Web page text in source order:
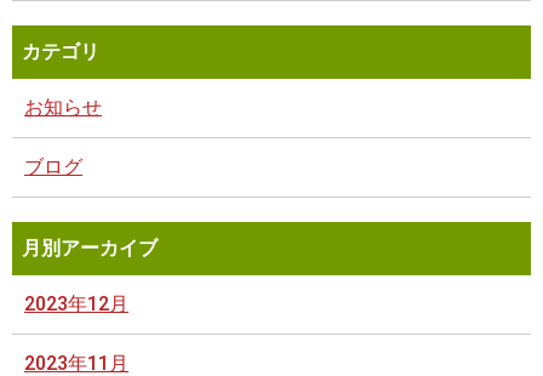
カテゴリ
お知らせ
ブログ
月別アーカイブ
2023年12月
2023年11月